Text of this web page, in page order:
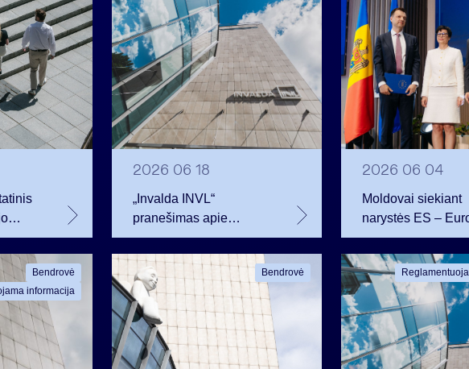
2026 06 18
„Invalda INVL“
pranešimas apie
vadovų sandorius dėl
emitento vertybinių
popierių
2026 06 04
Moldovai siekiant
narystės ES –
Komisijos ir INVL
iniciatyva kurti
kapitalo fondą
Bendrovė
informacija
Bendrovė